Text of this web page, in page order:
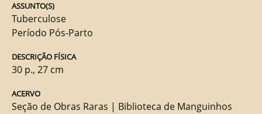
ASSUNTO(S)
Tuberculose
Período Pós-Parto
DESCRIÇÃO FÍSICA
30 p., 27 cm
ACERVO
Seção de Obras Raras | Biblioteca de Manguinhos